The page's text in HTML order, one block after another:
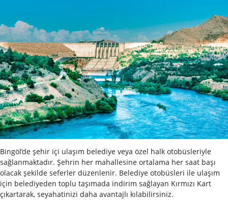
Bingöl’de şehir içi ulaşım belediye veya özel halk otobüsleriyle
sağlanmaktadır. Şehrin her mahallesine ortalama her saat başı
olacak şekilde seferler düzenlenir. Belediye otobüsleri ile ulaşım
için belediyeden toplu taşımada indirim sağlayan Kırmızı Kart
çıkartarak, seyahatinizi daha avantajlı kılabilirsiniz.